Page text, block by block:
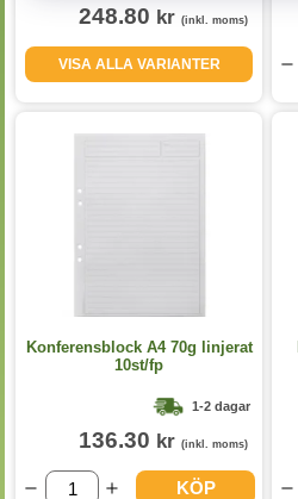
248.80 kr (inkl. moms)
VISA ALLA VARIANTER
Konferensblock A4 70g linjerat
10st/fp
1-2 dagar
136.30 kr (inkl. moms)
KÖP